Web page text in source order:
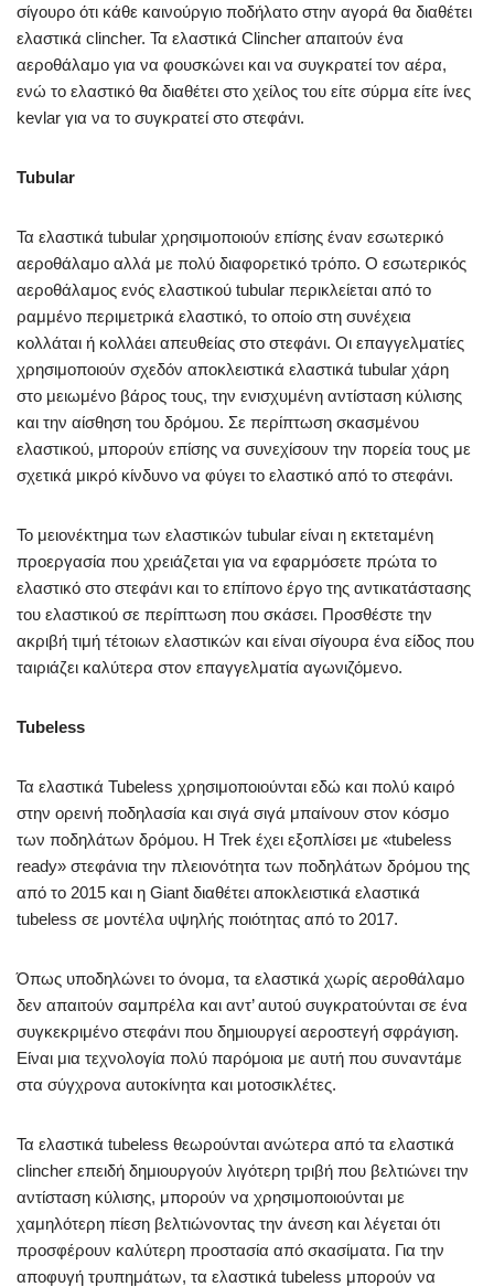
σίγουρο ότι κάθε καινούργιο ποδήλατο στην αγορά θα διαθέτει
ελαστικά clincher. Τα ελαστικά Clincher απαιτούν ένα
αεροθάλαμο για να φουσκώνει και να συγκρατεί τον αέρα,
ενώ το ελαστικό θα διαθέτει στο χείλος του είτε σύρμα είτε ίνες
kevlar για να το συγκρατεί στο στεφάνι.
Tubular
Τα ελαστικά tubular χρησιμοποιούν επίσης έναν εσωτερικό
αεροθάλαμο αλλά με πολύ διαφορετικό τρόπο. Ο εσωτερικός
αεροθάλαμος ενός ελαστικού tubular περικλείεται από το
ραμμένο περιμετρικά ελαστικό, το οποίο στη συνέχεια
κολλάται ή κολλάει απευθείας στο στεφάνι. Οι επαγγελματίες
χρησιμοποιούν σχεδόν αποκλειστικά ελαστικά tubular χάρη
στο μειωμένο βάρος τους, την ενισχυμένη αντίσταση κύλισης
και την αίσθηση του δρόμου. Σε περίπτωση σκασμένου
ελαστικού, μπορούν επίσης να συνεχίσουν την πορεία τους με
σχετικά μικρό κίνδυνο να φύγει το ελαστικό από το στεφάνι.
Το μειονέκτημα των ελαστικών tubular είναι η εκτεταμένη
προεργασία που χρειάζεται για να εφαρμόσετε πρώτα το
ελαστικό στο στεφάνι και το επίπονο έργο της αντικατάστασης
του ελαστικού σε περίπτωση που σκάσει. Προσθέστε την
ακριβή τιμή τέτοιων ελαστικών και είναι σίγουρα ένα είδος που
ταιριάζει καλύτερα στον επαγγελματία αγωνιζόμενο.
Tubeless
Τα ελαστικά Tubeless χρησιμοποιούνται εδώ και πολύ καιρό
στην ορεινή ποδηλασία και σιγά σιγά μπαίνουν στον κόσμο
των ποδηλάτων δρόμου. Η Trek έχει εξοπλίσει με «tubeless
ready» στεφάνια την πλειονότητα των ποδηλάτων δρόμου της
από το 2015 και η Giant διαθέτει αποκλειστικά ελαστικά
tubeless σε μοντέλα υψηλής ποιότητας από το 2017.
Όπως υποδηλώνει το όνομα, τα ελαστικά χωρίς αεροθάλαμο
δεν απαιτούν σαμπρέλα και αντ’ αυτού συγκρατούνται σε ένα
συγκεκριμένο στεφάνι που δημιουργεί αεροστεγή σφράγιση.
Είναι μια τεχνολογία πολύ παρόμοια με αυτή που συναντάμε
στα σύγχρονα αυτοκίνητα και μοτοσικλέτες.
Τα ελαστικά tubeless θεωρούνται ανώτερα από τα ελαστικά
clincher επειδή δημιουργούν λιγότερη τριβή που βελτιώνει την
αντίσταση κύλισης, μπορούν να χρησιμοποιούνται με
χαμηλότερη πίεση βελτιώνοντας την άνεση και λέγεται ότι
προσφέρουν καλύτερη προστασία από σκασίματα. Για την
αποφυγή τρυπημάτων, τα ελαστικά tubeless μπορούν να